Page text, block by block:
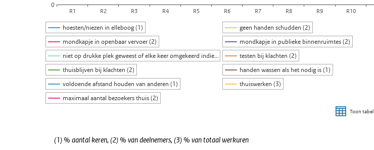
hoesten/niezen in elleboog (1)
geen handen schudden (2)
mondkapje in openbaar vervoer (2)
mondkapje in publieke binnenruimtes (2)
niet op drukke plek geweest of elke keer omgekeerd indie…
testen bij klachten (2)
thuisblijven bij klachten (2)
handen wassen als het nodig is (1)
voldoende afstand houden van anderen (1)
thuiswerken (3)
maximaal aantal bezoekers thuis (2)
0
R1 R2 R3 R4 R5 R6 R7 R8 R9 R10
Toon tabel
(1) % aantal keren, (2) % van deelnemers, (3) % van totaal werkuren